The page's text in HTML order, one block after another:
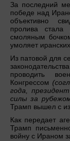
За последний
победе над
объективно
пролива
смоляным
умоляет
Из патовой для
проводить
Конгрессом
года,
силы за
Трамп вышел с
Как передает
Трамп
войну с Ираном